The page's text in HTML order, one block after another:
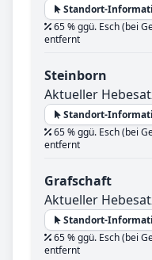
Standort-
65 % ggü. Esch (bei
entfernt
Steinborn
Aktueller
Standort-
65 % ggü. Esch (bei
entfernt
Grafschaft
Aktueller
Standort-
65 % ggü. Esch (bei
entfernt